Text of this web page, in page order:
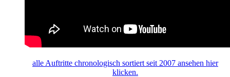
alle Auftritte chronologisch sortiert seit 2007 ansehen hier
klicken.